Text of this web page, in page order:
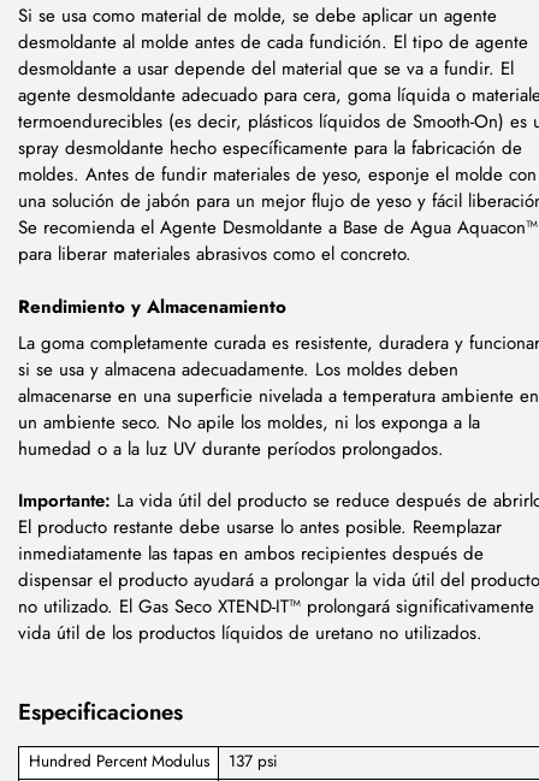
Si se usa como material de molde, se debe aplicar un agente
desmoldante al molde antes de cada fundición. El tipo de agente
desmoldante a usar depende del material que se va a fundir. El
agente desmoldante adecuado para cera, goma líquida o
termoendurecibles (es decir, plásticos líquidos de Smooth-On) es
spray desmoldante hecho específicamente para la fabricación de
moldes. Antes de fundir materiales de yeso, esponje el molde con
una solución de jabón para un mejor flujo de yeso y fácil
Se recomienda el Agente Desmoldante a Base de Agua Aquacon™
para liberar materiales abrasivos como el concreto.
Rendimiento y Almacenamiento
La goma completamente curada es resistente, duradera y
si se usa y almacena adecuadamente. Los moldes deben
almacenarse en una superficie nivelada a temperatura ambiente en
un ambiente seco. No apile los moldes, ni los exponga a la
humedad o a la luz UV durante períodos prolongados.
Importante: La vida útil del producto se reduce después de
El producto restante debe usarse lo antes posible. Reemplazar
inmediatamente las tapas en ambos recipientes después de
dispensar el producto ayudará a prolongar la vida útil del producto
no utilizado. El Gas Seco XTEND-IT™ prolongará significativamente
vida útil de los productos líquidos de uretano no utilizados.
Especificaciones
Hundred Percent Modulus
137 psi